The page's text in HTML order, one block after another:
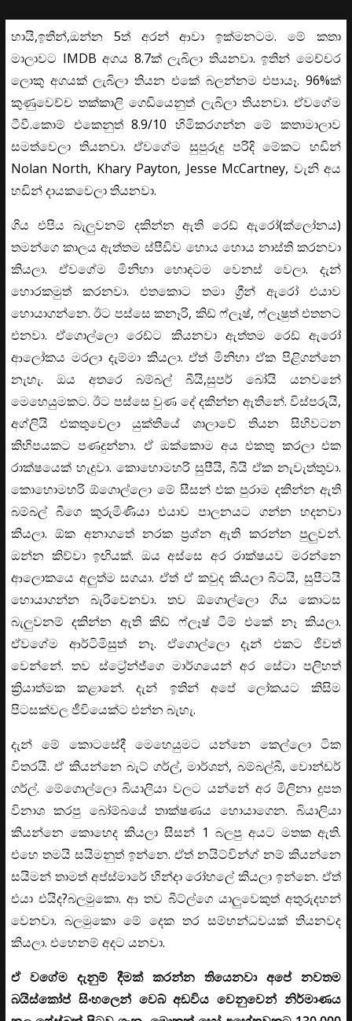
හායි,ඉතින්,ඔන්න 5ත් අරන් ආවා ඉක්මනටම. මේ කතා
මාලාවට IMDB අගය 8.7ක් ලැබිලා තියනවා. ඉතින් මෙච්චර
ලොකු අගයක් ලැබිලා තියන එකේ බලන්නම එපායෑ. 96%ක්
කුණුවෙච්ච තක්කාලි ගෙඩියෙනුත් ලැබිලා තියනවා. ඒවගේම
ටීවී.කොම් එකෙනුත් 8.9/10 හිමිකරගන්න මේ කතාමාලාව
සමත්වෙලා තියනවා. ඒවගේම සුපුරුදු පරිදි මේකට හඩින්
Nolan North, Khary Payton, Jesse McCartney, වැනි අය
හඩින් දායකවෙලා තියනවා.
ගිය එපිය බැලුවනම් දකින්න ඇති රෙඩ් ඇරෝ(ක්ලෝනය)
තමන්ගෙ කාලය ඇත්තම ස්පීඩිව හොය හොය නාස්ති කරනවා
කියලා. ඒවගේම මිනිහා හොදටම වෙනස් වෙලා. දැන්
හොරකමුත් කරනවා. එතකොට තමා ග්‍රීන් ඇරෝ එයාව
හොයාගන්නෙ. ඊට පස්සෙ කනෑරි, කිඩ් ෆ්ලෑෂ්, ෆ්ලෑෂුත් එතනට
එනවා. ඒගොල්ලො රෙඩ්ට කියනවා ඇත්තම රෙඩ් ඇරෝ
ආලෝකය මරලා දැම්මා කියලා. ඒත් මිනිහා ඒක පිළිගන්නෙ
නැහැ. ඔය අතරෙ බම්බල් බීයි,සුපර් බෝයි යනවනේ
මෙහෙයුමකට. ඊට පස්සෙ වුණ දේ දකින්න ඇතිනේ. විස්පරුයි,
අග්ලියි එකතුවෙලා යුක්තියේ ශාලාවේ තියන සිහිවටන
කිහිපයකට පණදුන්නා. ඒ ඔක්කොම අය එකතු කරලා එක
රාක්ෂයෙක් හැදුවා. කොහොමහරි සුපීයි, බීයි ඒක නැවැත්තුවා.
කොහොමහරි ඕගොල්ලො මේ සීසන් එක පුරාම දකින්න ඇති
බම්බල් බීගෙ කුරුමිණියා එයාව පාලනයට ගන්න හදනවා
කියලා. ඕක අනාගතේ නරක ප්‍රශ්න ඇති කරන්න පුලුවන්.
ඔන්න කිව්වා ඉඟියක්. ඔය අස්සෙ අර රාක්ෂයව මරන්නෙ
ආලොකයෙ අලුත්ම සගයා. ඒත් ඒ කවුද කියලා බීටයි, සුපීටයි
හොයාගන්න බැරිවෙනවා. තව ඕගොල්ලො ගිය කොටස
බැලුවනම් දකින්න ඇති කිඩ් ෆ්ලෑෂ් ටීම් එකේ නෑ කියලා.
ඒවගේම ආර්ටිමිසුත් නෑ. ඒගොල්ලො දැන් එකට ජීවත්
වෙන්නේ. තව ස්ට්‍රේන්ජ්ගෙ මාර්ගයෙන් අර සේටා පලිහත්
ක්‍රියාත්මක කළානේ. දැන් ඉතින් අපේ ලෝකයට කිසිම
පිටසක්වල ජීවියෙක්ට එන්න බැහැ.
දැන් මේ කොටසේදී මෙහෙයුමට යන්නෙ කෙල්ලො ටික
විතරයි. ඒ කියන්නෙ බැට් ගර්ල්, මාර්ශන්, බම්බල්බී, වොන්ඩර්
ගර්ල්. මේගොල්ලො බියාලියා වලට යන්නේ අර මිලිනා දූපත
විනාශ කරපු බෝම්බයේ තාක්ෂණය හොයාගෙන. බියාලියා
කියන්නෙ කොහෙද කියලා සීසන් 1 බලපු අයට මතක ඇති.
එහෙ තමයි සයිමනුත් ඉන්නෙ. ඒත් නයිට්වින්ග් නම් කියන්නෙ
සයිමන් තාමත් අප්ස්මාරේ හින්දා රෝහලේ කියලා ඉන්නෙ. ඒත්
එයා එයිද?බලමුකො. ආ තව බීට්ල්ගෙ යාලුවෙකුත් අතුරුදහන්
වෙනවා. බලමුකො මේ දෙක තර සම්භන්ධවයක් තියනවද
කියලා. එහෙනම් අදට යනවා.
ඒ වගේම දැනුම් දීමක් කරන්න තියෙනවා අපේ නවතම
බයිස්කෝප් සිංහලෙන් වෙබ් අඩවිය වෙනුවෙන් නිර්මාණය